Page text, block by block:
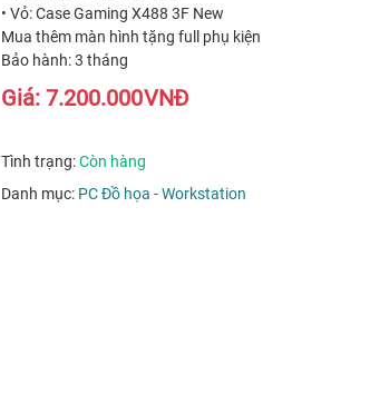
• Vỏ: Case Gaming X488 3F New
Mua thêm màn hình tặng full phụ kiện
Bảo hành: 3 tháng
Giá: 7.200.000VNĐ
Tình trạng:Còn hàng
Danh mục: PC Đồ họa - Workstation